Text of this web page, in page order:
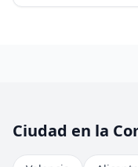
Ciudad en la